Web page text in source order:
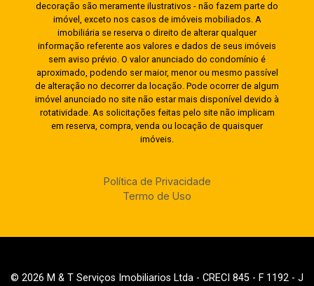
decoração são meramente ilustrativos - não fazem parte do
imóvel, exceto nos casos de imóveis mobiliados. A
imobiliária se reserva o direito de alterar qualquer
informação referente aos valores e dados de seus imóveis
sem aviso prévio. O valor anunciado do condomínio é
aproximado, podendo ser maior, menor ou mesmo passível
de alteração no decorrer da locação. Pode ocorrer de algum
imóvel anunciado no site não estar mais disponível devido à
rotatividade. As solicitações feitas pelo site não implicam
em reserva, compra, venda ou locação de quaisquer
imóveis.
Política de Privacidade
Termo de Uso
© 2026 M & T Serviços Imobiliarios Ltda - CRECI 845 - F 1192 - J